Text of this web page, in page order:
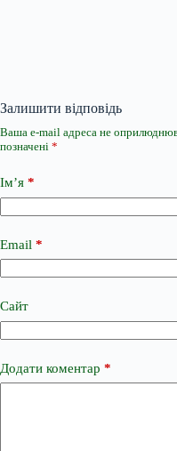
Залишити відповідь
Ваша e-mail адреса не
позначені *
Ім’я *
Email *
Сайт
Додати коментар *